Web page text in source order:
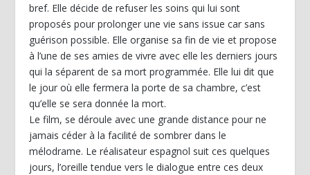
bref. Elle décide de refuser les soins qui lui sont
proposés pour prolonger une vie sans issue car sans
guérison possible. Elle organise sa fin de vie et propose
à l’une de ses amies de vivre avec elle les derniers jours
qui la séparent de sa mort programmée. Elle lui dit que
le jour où elle fermera la porte de sa chambre, c’est
qu’elle se sera donnée la mort.
Le film, se déroule avec une grande distance pour ne
jamais céder à la facilité de sombrer dans le
mélodrame. Le réalisateur espagnol suit ces quelques
jours, l’oreille tendue vers le dialogue entre ces deux